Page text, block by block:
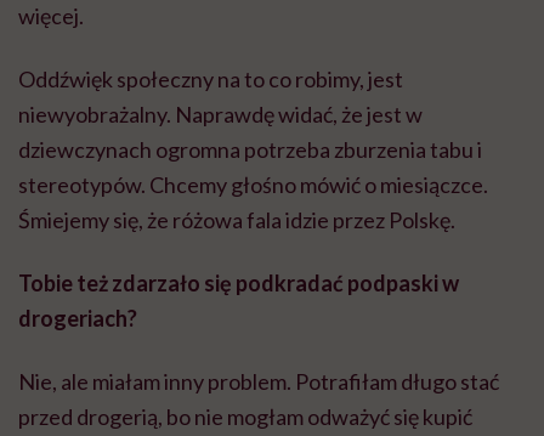
więcej.
Oddźwięk społeczny na to co robimy, jest
niewyobrażalny. Naprawdę widać, że jest w
dziewczynach ogromna potrzeba zburzenia tabu i
stereotypów. Chcemy głośno mówić o miesiączce.
Śmiejemy się, że różowa fala idzie przez Polskę.
Tobie też zdarzało się podkradać podpaski w
drogeriach?
Nie, ale miałam inny problem. Potrafiłam długo stać
przed drogerią, bo nie mogłam odważyć się kupić